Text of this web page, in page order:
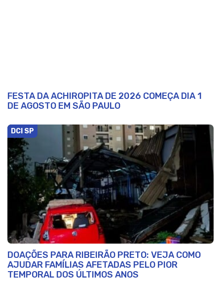
FESTA DA ACHIROPITA DE 2026 COMEÇA DIA 1
DE AGOSTO EM SÃO PAULO
DCI SP
DOAÇÕES PARA RIBEIRÃO PRETO: VEJA COMO
AJUDAR FAMÍLIAS AFETADAS PELO PIOR
TEMPORAL DOS ÚLTIMOS ANOS